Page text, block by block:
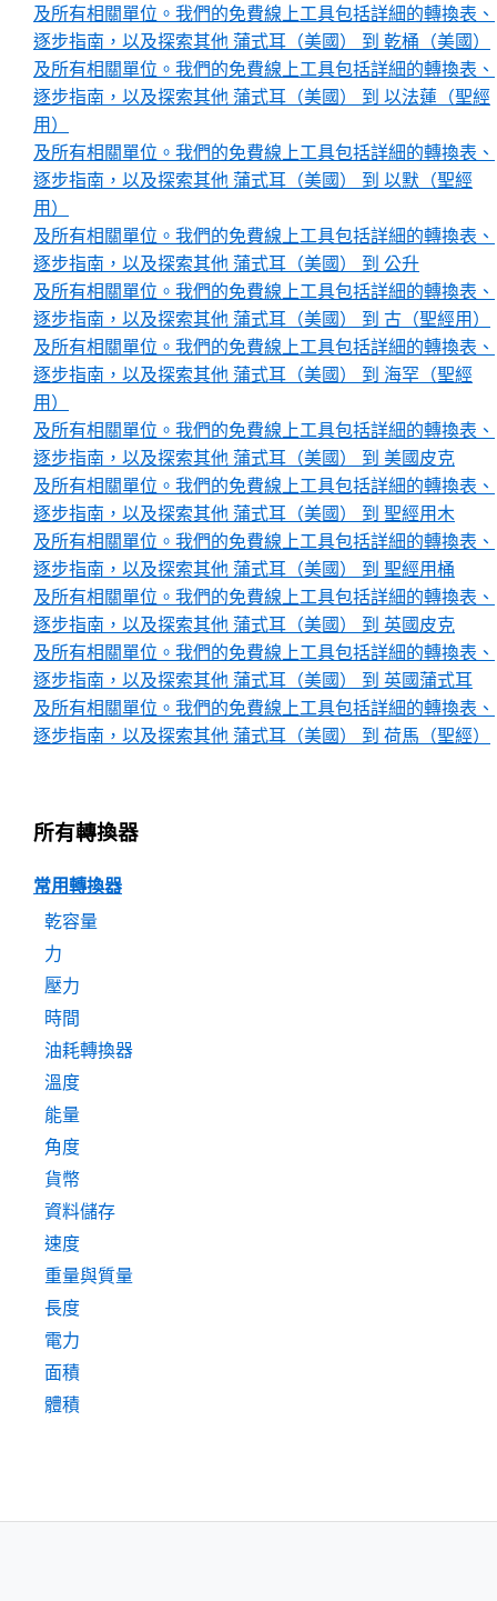
及所有相關單位。我們的免費線上工具包括詳細的轉換表、
逐步指南，以及探索其他 蒲式耳（美國） 到 乾桶（美國）
及所有相關單位。我們的免費線上工具包括詳細的轉換表、
逐步指南，以及探索其他 蒲式耳（美國） 到 以法蓮（聖經
用）
及所有相關單位。我們的免費線上工具包括詳細的轉換表、
逐步指南，以及探索其他 蒲式耳（美國） 到 以默（聖經
用）
及所有相關單位。我們的免費線上工具包括詳細的轉換表、
逐步指南，以及探索其他 蒲式耳（美國） 到 公升
及所有相關單位。我們的免費線上工具包括詳細的轉換表、
逐步指南，以及探索其他 蒲式耳（美國） 到 古（聖經用）
及所有相關單位。我們的免費線上工具包括詳細的轉換表、
逐步指南，以及探索其他 蒲式耳（美國） 到 海罕（聖經
用）
及所有相關單位。我們的免費線上工具包括詳細的轉換表、
逐步指南，以及探索其他 蒲式耳（美國） 到 美國皮克
及所有相關單位。我們的免費線上工具包括詳細的轉換表、
逐步指南，以及探索其他 蒲式耳（美國） 到 聖經用木
及所有相關單位。我們的免費線上工具包括詳細的轉換表、
逐步指南，以及探索其他 蒲式耳（美國） 到 聖經用桶
及所有相關單位。我們的免費線上工具包括詳細的轉換表、
逐步指南，以及探索其他 蒲式耳（美國） 到 英國皮克
及所有相關單位。我們的免費線上工具包括詳細的轉換表、
逐步指南，以及探索其他 蒲式耳（美國） 到 英國蒲式耳
及所有相關單位。我們的免費線上工具包括詳細的轉換表、
逐步指南，以及探索其他 蒲式耳（美國） 到 荷馬（聖經）
所有轉換器
常用轉換器
乾容量
力
壓力
時間
油耗轉換器
溫度
能量
角度
貨幣
資料儲存
速度
重量與質量
長度
電力
面積
體積